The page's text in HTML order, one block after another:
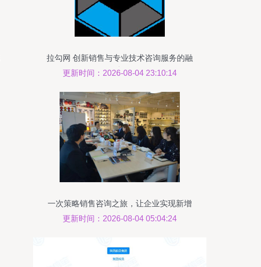
拉勾网 创新销售与专业技术咨询服务的融
合之路
更新时间：2026-08-04 23:10:14
一次策略销售咨询之旅，让企业实现新增
长
更新时间：2026-08-04 05:04:24